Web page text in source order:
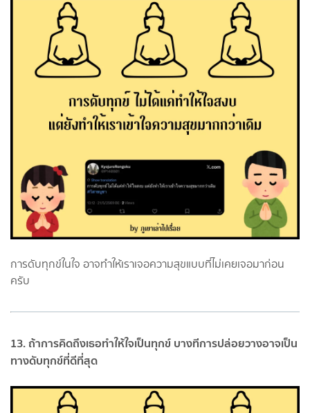
การดับทุกข์ในใจ อาจทำให้เราเจอความสุขแบบที่ไม่เคยเจอมาก่อน
ครับ
13. ถ้าการคิดถึงเธอทำให้ใจเป็นทุกข์ บางทีการปล่อยวางอาจเป็น
ทางดับทุกข์ที่ดีที่สุด